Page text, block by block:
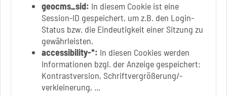
geocms_sid: In diesem Cookie ist eine
Session-ID gespeichert, um z.B. den Login-
Status bzw. die Eindeutigkeit einer Sitzung zu
gewährleisten.
accessibility-*: In diesen Cookies werden
Informationen bzgl. der Anzeige gespeichert:
Kontrastversion, Schriftvergrößerung/-
verkleinerung, ...
Link zur Google-Maps Navigation
SOLEPARK Schönebeck/Bad Salzelmen
Eigenbetrieb der Stadt Schönebeck (Elbe)
Badepark 1
39218 Schönebeck (Elbe)
+49 3928 7055-0